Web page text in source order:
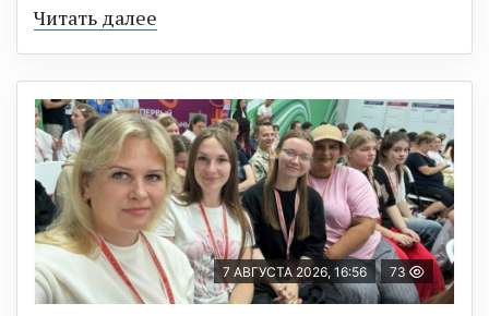
Читать далее
7 АВГУСТА 2026, 16:56 73